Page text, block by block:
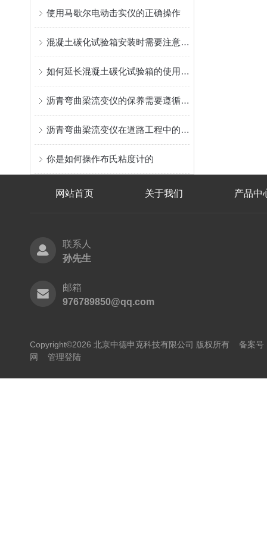
使用马歇尔电动击实仪的正确操作
混凝土碳化试验箱安装时需要注意哪些细节
如何延长混凝土碳化试验箱的使用寿命
沥青弯曲梁流变仪的保养需要遵循以下的原则
沥青弯曲梁流变仪在道路工程中的应用
你是如何操作布氏粘度计的
网站首页 关于我们 产品中
联系人
孙先生
邮箱
976789850@qq.com
Copyright©2026 北京中德申克科技有限公司 版权所有 备案号
网
管理登陆